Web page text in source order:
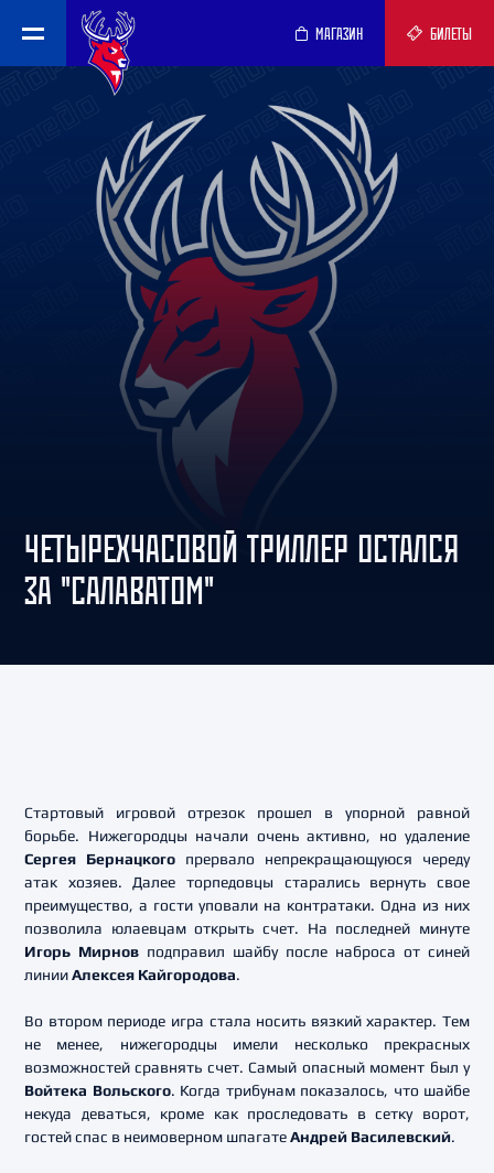
МАГАЗИН БИЛЕТЫ
ЧЕТЫРЕХЧАСОВОЙ ТРИЛЛЕР ОСТАЛСЯ
ЗА "САЛАВАТОМ"
Стартовый игровой отрезок прошел в упорной равной
борьбе. Нижегородцы начали очень активно, но удаление
Сергея Бернацкого прервало непрекращающуюся череду
атак хозяев. Далее торпедовцы старались вернуть свое
преимущество, а гости уповали на контратаки. Одна из них
позволила юлаевцам открыть счет. На последней минуте
Игорь Мирнов подправил шайбу после наброса от синей
линииАлексея Кайгородова.
Во втором периоде игра стала носить вязкий характер. Тем
не менее, нижегородцы имели несколько прекрасных
возможностей сравнять счет. Самый опасный момент был у
Войтека Вольского. Когда трибунам показалось, что шайбе
некуда деваться, кроме как проследовать в сетку ворот,
гостей спас в неимоверном шпагатеАндрей Василевский.